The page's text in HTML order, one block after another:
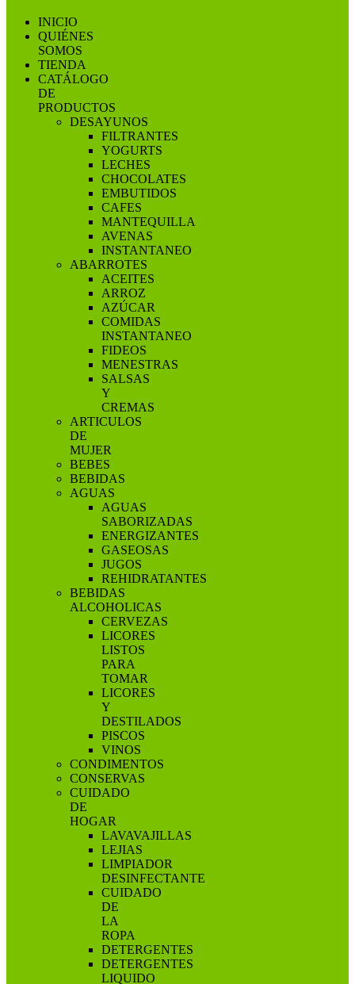
INICIO
QUIÉNES
SOMOS
TIENDA
CATÁLOGO
DE
PRODUCTOS
DESAYUNOS
FILTRANTES
YOGURTS
LECHES
CHOCOLATES
EMBUTIDOS
CAFES
MANTEQUILLA
AVENAS
INSTANTANEO
ABARROTES
ACEITES
ARROZ
AZÚCAR
COMIDAS
INSTANTANEO
FIDEOS
MENESTRAS
SALSAS
Y
CREMAS
ARTICULOS
DE
MUJER
BEBES
BEBIDAS
AGUAS
AGUAS
SABORIZADAS
ENERGIZANTES
GASEOSAS
JUGOS
REHIDRATANTES
BEBIDAS
ALCOHOLICAS
CERVEZAS
LICORES
LISTOS
PARA
TOMAR
LICORES
Y
DESTILADOS
PISCOS
VINOS
CONDIMENTOS
CONSERVAS
CUIDADO
DE
HOGAR
LAVAVAJILLAS
LEJIAS
LIMPIADOR
DESINFECTANTE
CUIDADO
DE
LA
ROPA
DETERGENTES
DETERGENTES
LIQUIDO